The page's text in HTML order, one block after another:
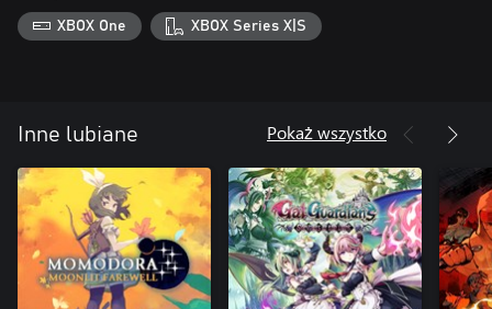
XBOX One XBOX Series X|S
Inne lubiane Pokaż wszystko